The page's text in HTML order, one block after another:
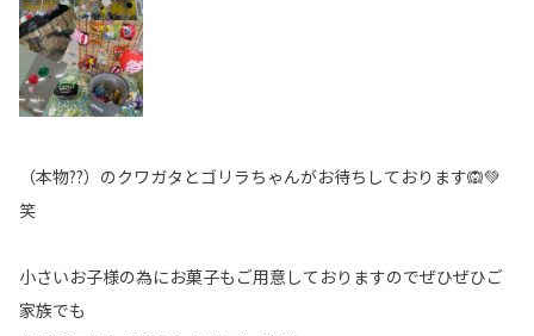
（本物??）のクワガタとゴリラちゃんがお待ちしております🙉💚
笑
小さいお子様の為にお菓子もご用意しておりますのでぜひぜひご
家族でも